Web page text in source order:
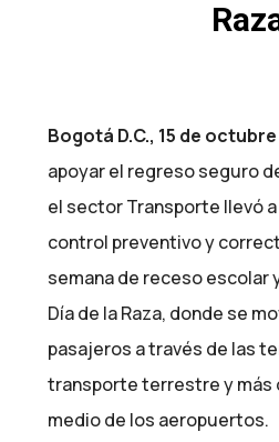
Bogotá D.C., 15 de
apoyar el regreso seguro
el sector Transporte llevó
control preventivo y
semana de receso escolar
Día de la Raza, donde se
pasajeros a través de las
transporte terrestre y más
medio de los aeropuertos.